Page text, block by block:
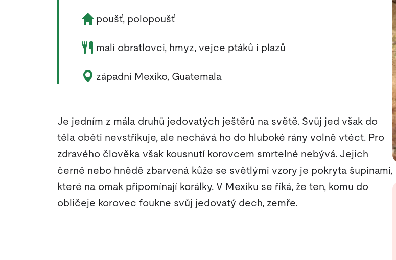
Životní prostředí zvířete:
poušť, polopoušť
Potrava zvířete:
malí obratlovci, hmyz, vejce ptáků i plazů
Výskyt zvířete:
západní Mexiko, Guatemala
Je jedním z mála druhů jedovatých ještěrů na světě. Svůj jed však do
těla oběti nevstřikuje, ale nechává ho do hluboké rány volně vtéct. Pro
zdravého člověka však kousnutí korovcem smrtelné nebývá. Jejich
černě nebo hnědě zbarvená kůže se světlými vzory je pokryta šupinami,
které na omak připomínají korálky. V Mexiku se říká, že ten, komu do
obličeje korovec foukne svůj jedovatý dech, zemře.